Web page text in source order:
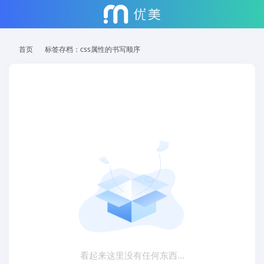
首页 标签存档：css属性的书写顺序
看起来这里没有任何东西...